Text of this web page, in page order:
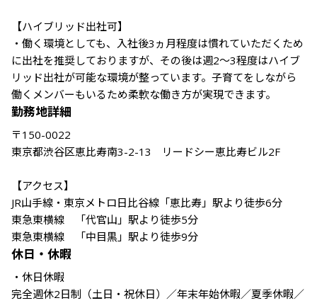
【ハイブリッド出社可】
・働く環境としても、入社後3ヵ月程度は慣れていただくため
に出社を推奨しておりますが、その後は週2～3程度はハイブ
リッド出社が可能な環境が整っています。子育てをしながら
働くメンバーもいるため柔軟な働き方が実現できます。
勤務地詳細
〒150-0022
東京都渋谷区恵比寿南3-2-13　リードシー恵比寿ビル2F
【アクセス】
JR山手線・東京メトロ日比谷線「恵比寿」駅より徒歩6分
東急東横線　「代官山」駅より徒歩5分
東急東横線　「中目黒」駅より徒歩9分
休日・休暇
・休日休暇
完全週休2日制（土日・祝休日）／年末年始休暇／夏季休暇／